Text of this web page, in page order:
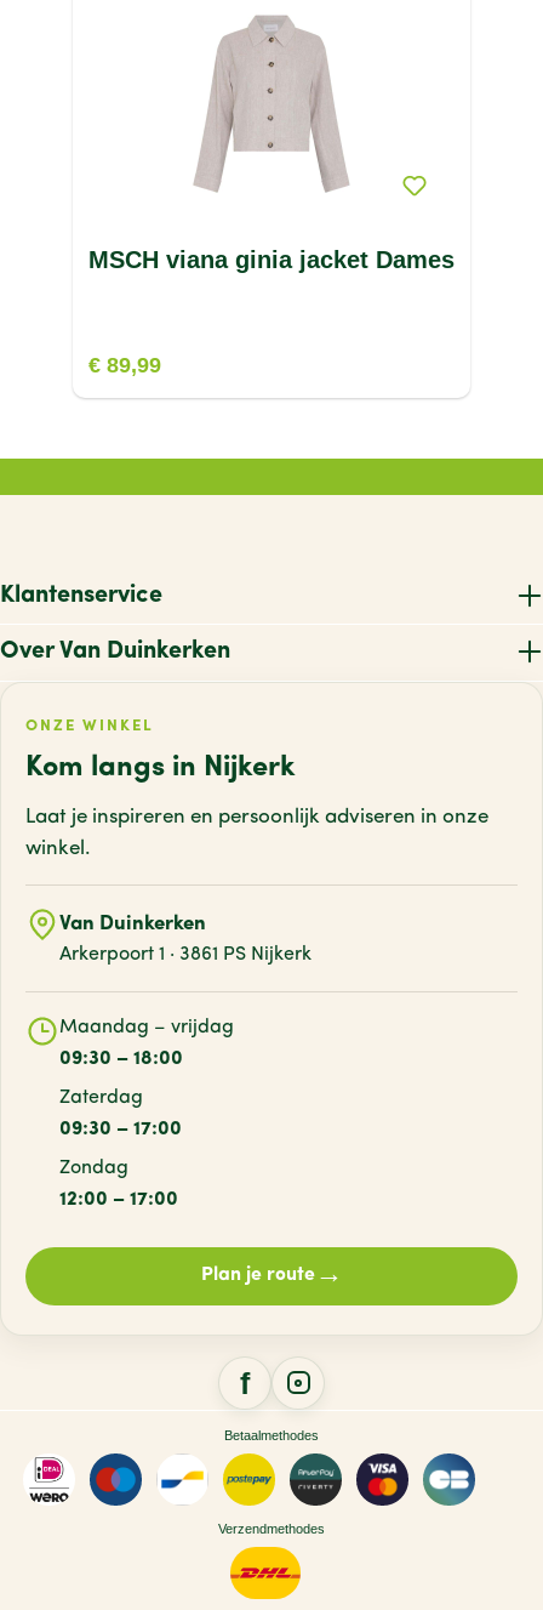
MSCH viana ginia jacket Dames
€ 89,99
Klantenservice
Over Van Duinkerken
ONZE WINKEL
Kom langs in Nijkerk
Laat je inspireren en persoonlijk adviseren in onze
winkel.
Van Duinkerken
Arkerpoort 1 · 3861 PS Nijkerk
Maandag – vrijdag
09:30 – 18:00
Zaterdag
09:30 – 17:00
Zondag
12:00 – 17:00
Plan je route→
Betaalmethodes
Verzendmethodes